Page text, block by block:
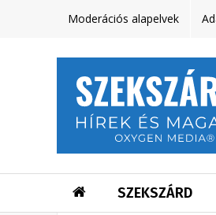
Moderációs alapelvek
SZEKSZÁRD